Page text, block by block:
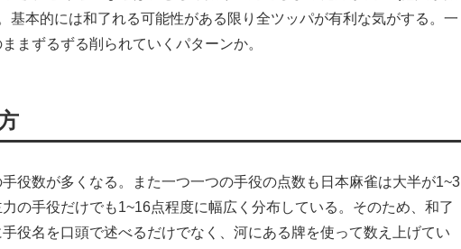
基本的には和了れる可能性がある限り全ツッパが有利な気がする。一
まずるずる削られていくパターンか。
役数が多くなる。また一つ一つの手役の点数も日本麻雀は大半が1~3
の手役だけでも1~16点程度に幅広く分布している。そのため、和了
役名を口頭で述べるだけでなく、河にある牌を使って数え上げてい